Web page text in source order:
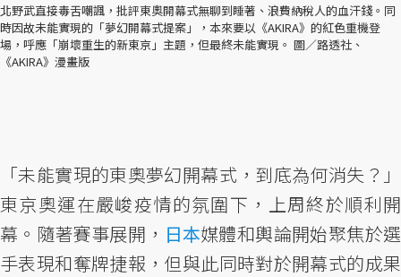
北野武直接毒舌嘲諷，批評東奧開幕式無聊到睡著、浪費納稅人的血汗錢。同
時因故未能實現的「夢幻開幕式提案」，本來要以《AKIRA》的紅色重機登
場，呼應「崩壞重生的新東京」主題，但最終未能實現。 圖／路透社、
《AKIRA》漫畫版
「未能實現的東奧夢幻開幕式，到底為何消失？」
東京奧運在嚴峻疫情的氛圍下，上周終於順利開
幕。隨著賽事展開， 日本媒體和輿論開始聚焦於選
手表現和奪牌捷報，但與此同時對於開幕式的成果